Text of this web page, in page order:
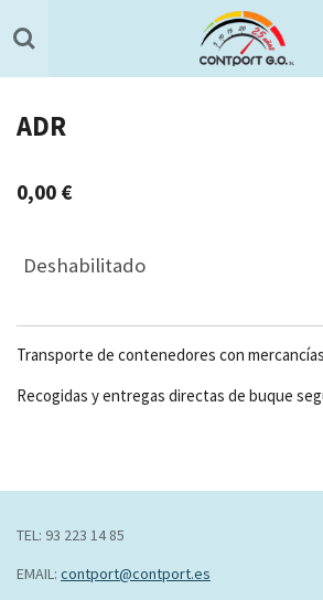
al
ADR
0,00 €
Deshabilitado
Transporte de contenedores con
Recogidas y entregas directas de buque
TEL: 93 223 14 85
EMAIL: contport@contport.es